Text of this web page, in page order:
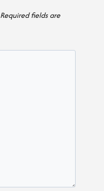
Required fields are